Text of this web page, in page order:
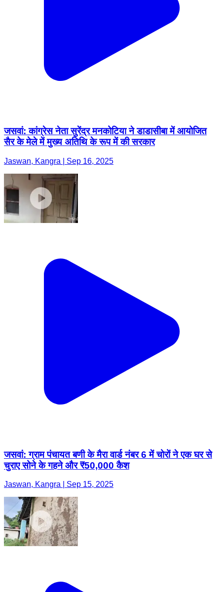
जसवां: कांग्रेस नेता सुरेंद्र मनकोटिया ने डाडासीबा में आयोजित
सैर के मेले में मुख्य अतिथि के रूप में की सरकार
Jaswan, Kangra | Sep 16, 2025
जसवां: ग्राम पंचायत बणी के मैरा वार्ड नंबर 6 में चोरों ने एक घर से
चुराए सोने के गहने और ₹50,000 कैश
Jaswan, Kangra | Sep 15, 2025